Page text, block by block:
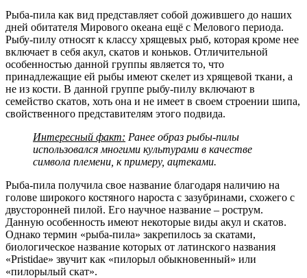
Рыба-пила как вид представляет собой дожившего до наших
дней обитателя Мирового океана ещё с Мелового периода.
Рыбу-пилу относят к классу хрящевых рыб, которая кроме нее
включает в себя акул, скатов и коньков. Отличительной
особенностью данной группы является то, что
принадлежащие ей рыбы имеют скелет из хрящевой ткани, а
не из кости. В данной группе рыбу-пилу включают в
семейство скатов, хоть она и не имеет в своем строении шипа,
свойственного представителям этого подвида.
Интересный факт: Ранее образ рыбы-пилы
использовался многими культурами в качестве
символа племени, к примеру, ацтеками.
Рыба-пила получила свое название благодаря наличию на
голове широкого костяного нароста с зазубринами, схожего с
двусторонней пилой. Его научное название – рострум.
Данную особенность имеют некоторые виды акул и скатов.
Однако термин «рыба-пила» закрепилось за скатами,
биологическое название которых от латинского названия
«Pristidae» звучит как «пилорыл обыкновенный» или
«пилорылый скат».